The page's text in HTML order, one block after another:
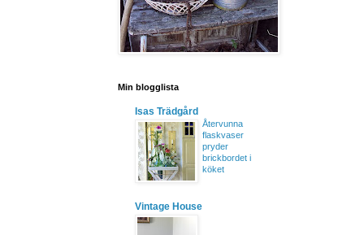
Min blogglista
Isas Trädgård
Återvunna
flaskvaser
pryder
brickbordet i
köket
Vintage House